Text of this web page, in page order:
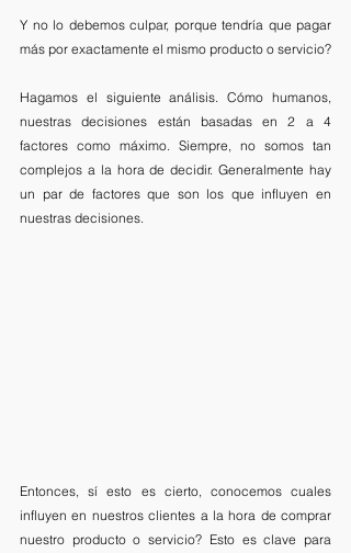
Y no lo debemos culpar, porque tendría que pagar
más por exactamente el mismo producto o servicio?
Hagamos el siguiente análisis. Cómo humanos,
nuestras decisiones están basadas en 2 a 4
factores como máximo. Siempre, no somos tan
complejos a la hora de decidir. Generalmente hay
un par de factores que son los que influyen en
nuestras decisiones.
Entonces, sí esto es cierto, conocemos cuales
influyen en nuestros clientes a la hora de comprar
nuestro producto o servicio? Esto es clave para